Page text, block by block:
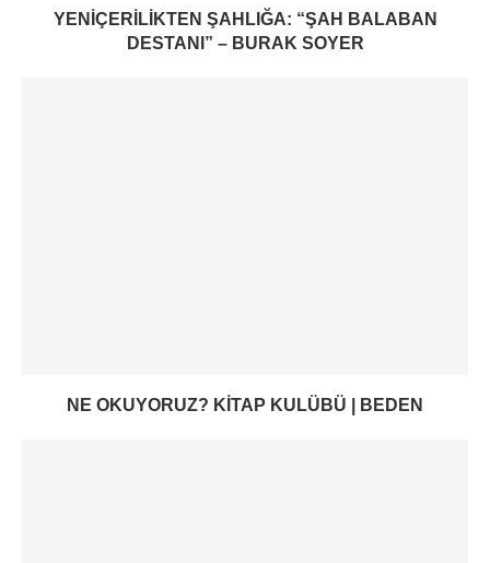
YENIÇERILIKTEN ŞAHLIĞA: “ŞAH BALABAN
DESTANI” – BURAK SOYER
NE OKUYORUZ? KITAP KULÜBÜ | BEDEN